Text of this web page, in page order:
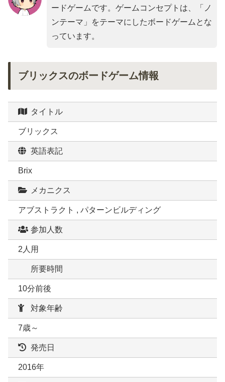
ードゲームです。ゲームコンセプトは、「 ノ
ンテーマ 」をテーマにしたボードゲームとな
っています。
ブリックスのボードゲーム情報
タイトル
ブリックス
英語表記
Brix
メカニクス
アブストラクト , パターンビルディング
参加人数
2人用
所要時間
10分前後
対象年齢
7歳～
発売日
2016年